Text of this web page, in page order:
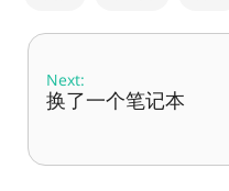
Next:
换了一个笔记本